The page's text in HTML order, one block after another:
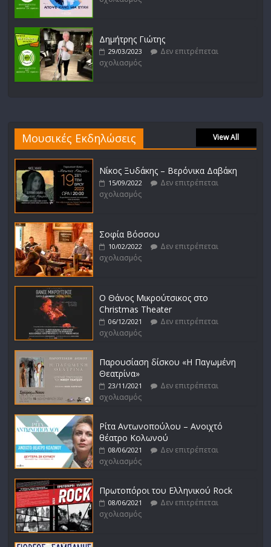
Δημήτρης Γιώτης
29/03/2023
Δεν επιτρέπεται
σχολιασμός
Μουσικές Εκδηλώσεις View All
Νίκος Ξυδάκης – Βερόνικα Δαβάκη
15/09/2022
Δεν επιτρέπεται
σχολιασμός
Σοφία Βόσσου
10/02/2022
Δεν επιτρέπεται
σχολιασμός
Ο Θάνος Μικρούτσικος στο
Christmas Theater
06/12/2021
Δεν επιτρέπεται
σχολιασμός
Παρουσίαση δίσκου «Η Παγωμένη
Θεατρίνα»
23/11/2021
Δεν επιτρέπεται
σχολιασμός
Ρίτα Αντωνοπούλου – Ανοιχτό
θέατρο Κολωνού
08/06/2021
Δεν επιτρέπεται
σχολιασμός
Πρωτοπόροι του Ελληνικού Rock
08/06/2021
Δεν επιτρέπεται
σχολιασμός